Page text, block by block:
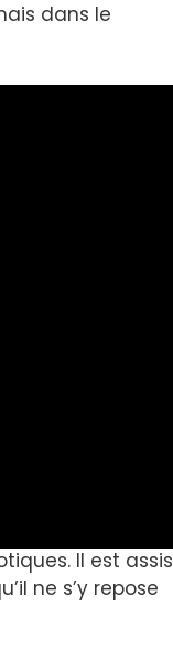
dans le
Il est assis
ne s’y repose